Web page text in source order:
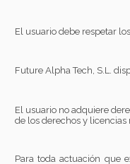
El usuario debe respetar
Future Alpha Tech, S.L.
El usuario no adquiere
de los derechos y
Para toda actuación que